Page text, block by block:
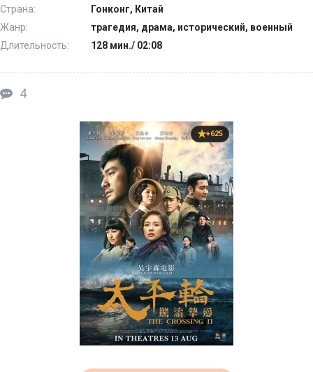
Страна:
Гонконг, Китай
Жанр:
трагедия, драма, исторический, военный
Длительность:
128 мин./ 02:08
4
+625